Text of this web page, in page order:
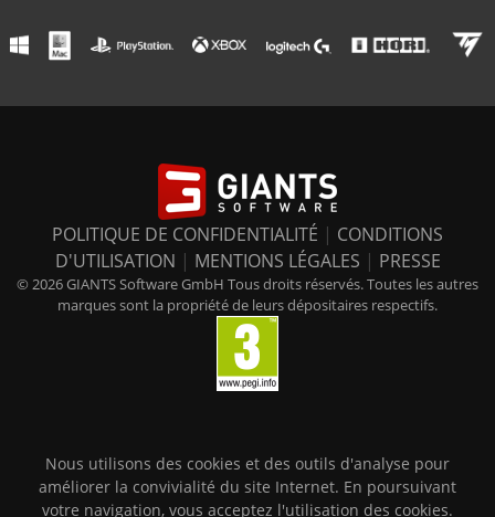
POLITIQUE DE CONFIDENTIALITÉ | CONDITIONS
D'UTILISATION | MENTIONS LÉGALES | PRESSE
© 2026 GIANTS Software GmbH Tous droits réservés. Toutes les autres
marques sont la propriété de leurs dépositaires respectifs.
Nous utilisons des cookies et des outils d'analyse pour
améliorer la convivialité du site Internet. En poursuivant
votre navigation, vous acceptez l'utilisation des cookies.